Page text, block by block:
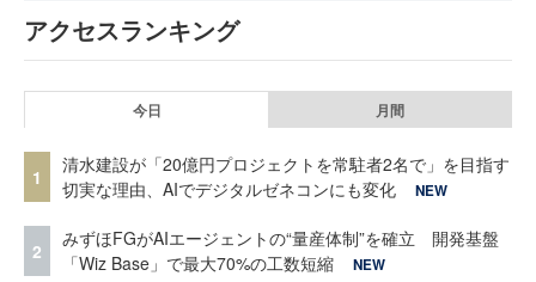
アクセスランキング
今日 月間
1
清水建設が「20億円プロジェクトを常駐者2名で」を目指す
切実な理由、AIでデジタルゼネコンにも変化
NEW
2
みずほFGがAIエージェントの“量産体制”を確立 開発基盤
「Wiz Base」で最大70%の工数短縮
NEW